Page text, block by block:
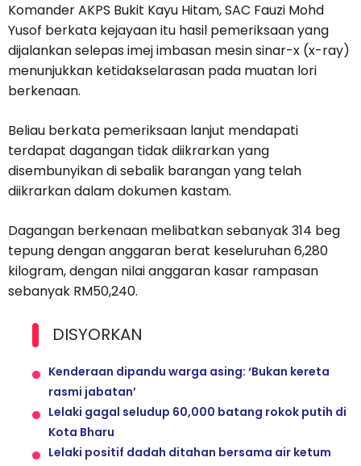
Komander AKPS Bukit Kayu Hitam, SAC Fauzi Mohd
Yusof berkata kejayaan itu hasil pemeriksaan yang
dijalankan selepas imej imbasan mesin sinar-x (x-ray)
menunjukkan ketidakselarasan pada muatan lori
berkenaan.
Beliau berkata pemeriksaan lanjut mendapati
terdapat dagangan tidak diikrarkan yang
disembunyikan di sebalik barangan yang telah
diikrarkan dalam dokumen kastam.
Dagangan berkenaan melibatkan sebanyak 314 beg
tepung dengan anggaran berat keseluruhan 6,280
kilogram, dengan nilai anggaran kasar rampasan
sebanyak RM50,240.
DISYORKAN
Kenderaan dipandu warga asing: ‘Bukan kereta
rasmi jabatan’
Lelaki gagal seludup 60,000 batang rokok putih di
Kota Bharu
Lelaki positif dadah ditahan bersama air ketum